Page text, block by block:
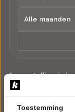
1 voorstelling in
Toestemming